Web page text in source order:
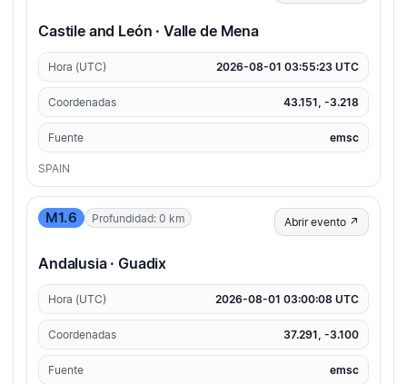
Castile and León · Valle de Mena
Hora (UTC) 2026-08-01 03:55:23 UTC
Coordenadas 43.151, -3.218
Fuente emsc
SPAIN
M1.6 Profundidad: 0 km Abrir evento ↗
Andalusia · Guadix
Hora (UTC) 2026-08-01 03:00:08 UTC
Coordenadas 37.291, -3.100
Fuente emsc